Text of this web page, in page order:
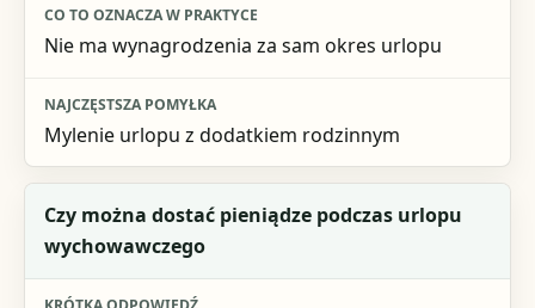
Nie ma wynagrodzenia za sam okres urlopu
Mylenie urlopu z dodatkiem rodzinnym
Czy można dostać pieniądze podczas urlopu
wychowawczego